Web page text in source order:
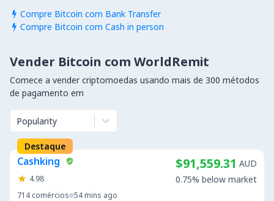
 Compre Bitcoin com Bank Transfer
 Compre Bitcoin com Cash in person
Vender Bitcoin com WorldRemit
Comece a vender criptomoedas usando mais de 300 métodos
de pagamento em
Popularity
Destaque
Cashking
4.98
714 comércios 54 mins ago
$91,559.31 AUD
0.75% below market